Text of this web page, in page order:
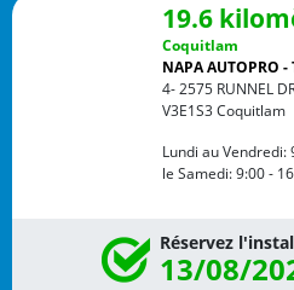
19.6
Coquitlam
NAPA AUTOPRO
4- 2575 RUNNEL
V3E1S3Coquitlam
Lundi au Vendredi:
le Samedi:9:00 -
Réservez
13/08/